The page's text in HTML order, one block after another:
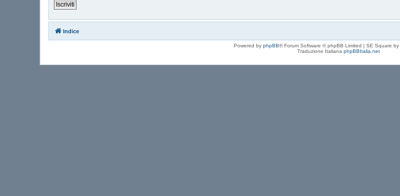
Iscriviti
Indice
Powered by phpBB® Forum Software © phpBB Limited | SE Square by
Traduzione Italiana phpBBItalia.net